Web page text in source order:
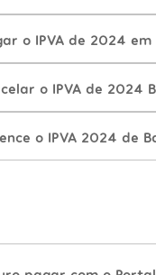
o IPVA de 2024
o IPVA de 2024
o IPVA 2024 de